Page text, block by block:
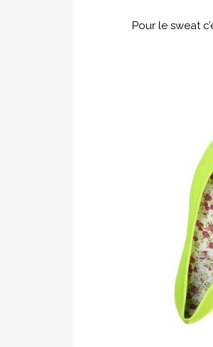
Pour le sweat